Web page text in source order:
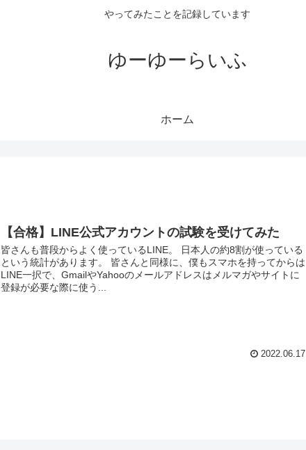
やってみたことを記録しています
ゆーゆーらいふ
ホーム
【合格】LINE公式アカウントの試験を受けてみた
皆さんも普段からよく使っているLINE。 日本人の約8割が使っている
という統計があります。 皆さんと同様に、僕もスマホを持ってからは
LINE一択で、GmailやYahooのメールアドレスはメルマガやサイトに
登録が必要な際に使う...
2022.06.17